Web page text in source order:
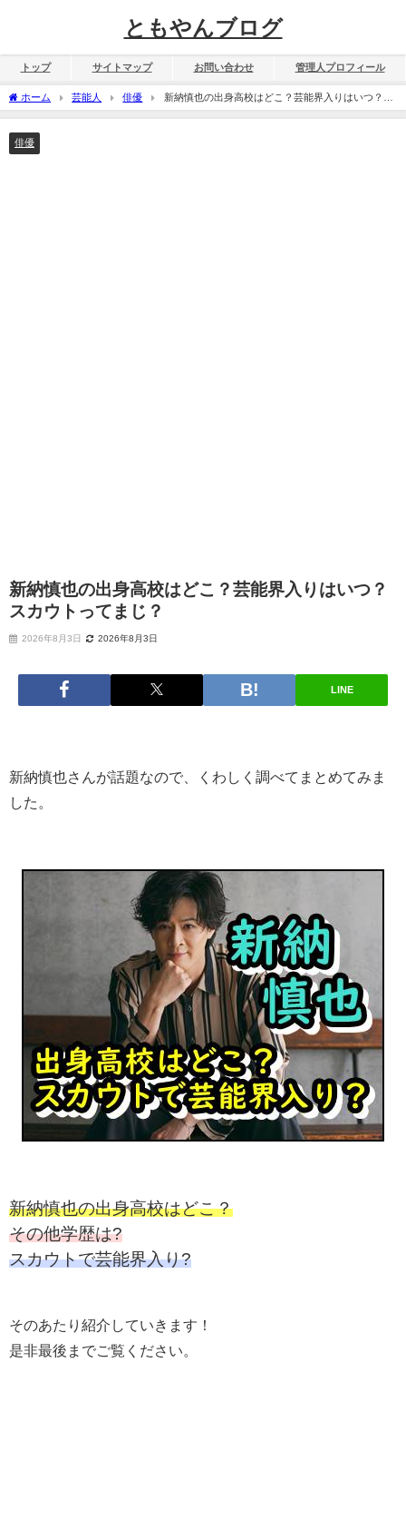
ともやんブログ
トップ サイトマップ お問い合わせ 管理人プロフィール
ホーム 芸能人 俳優
新納慎也の出身高校はどこ？芸能界入りはいつ？ス
カウトってまじ？
俳優
新納慎也の出身高校はどこ？芸能界入りはいつ？
スカウトってまじ？
2026年8月3日 2026年8月3日
LINE
新納慎也さんが話題なので、くわしく調べてまとめてみま
した。
新納慎也の出身高校はどこ？
その他学歴は?
スカウトで芸能界入り?
そのあたり紹介していきます！
是非最後までご覧ください。